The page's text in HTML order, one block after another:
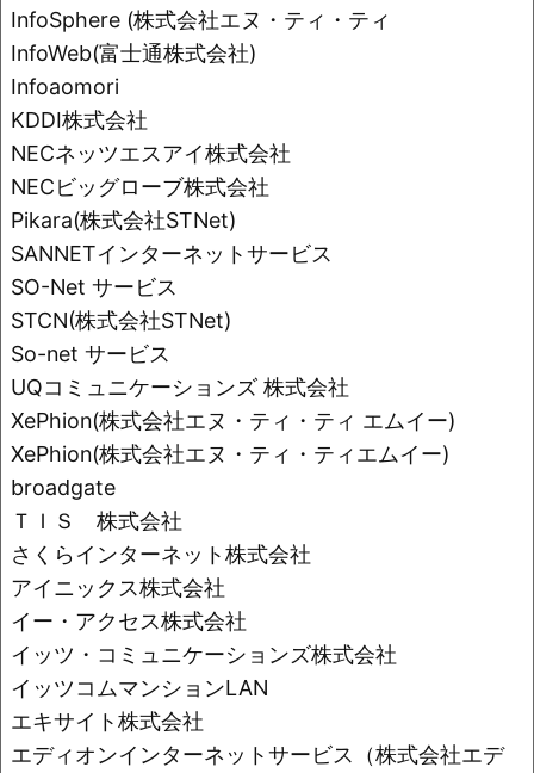
InfoSphere (株式会社エヌ・ティ・ティ
InfoWeb(富士通株式会社)
Infoaomori
KDDI株式会社
NECネッツエスアイ株式会社
NECビッグローブ株式会社
Pikara(株式会社STNet)
SANNETインターネットサービス
SO-Net サービス
STCN(株式会社STNet)
So-net サービス
UQコミュニケーションズ 株式会社
XePhion(株式会社エヌ・ティ・ティ エムイー)
XePhion(株式会社エヌ・ティ・ティエムイー)
broadgate
ＴＩＳ 株式会社
さくらインターネット株式会社
アイニックス株式会社
イー・アクセス株式会社
イッツ・コミュニケーションズ株式会社
イッツコムマンションLAN
エキサイト株式会社
エディオンインターネットサービス（株式会社エデ